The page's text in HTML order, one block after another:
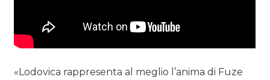
«Lodovica rappresenta al meglio l’anima di Fuze